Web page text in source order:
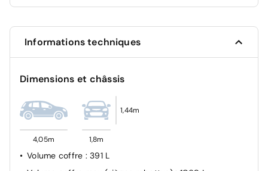
Freinage d'urgence
Mode ECO
Prédisposition éthylotest
Rétroviseur intérieur jour/nuit
Système ISOFIX aux places latérales AR et passager AV
Système d'antiblocage des roues (ABS)
Contrôle dynamique de trajectoire ESC
Informations techniques
Dimensions et châssis
4,05m 1,8m
1,44m
Volume coffre : 391 L